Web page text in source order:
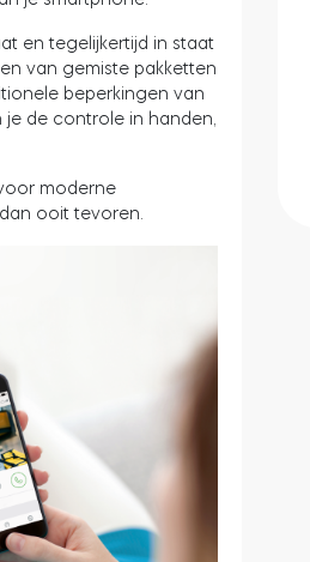
en tegelijkertijd in staat
van gemiste pakketten
beperkingen van
de controle in handen,
moderne
ooit tevoren.